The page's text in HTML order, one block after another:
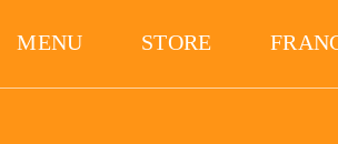
MENU STORE